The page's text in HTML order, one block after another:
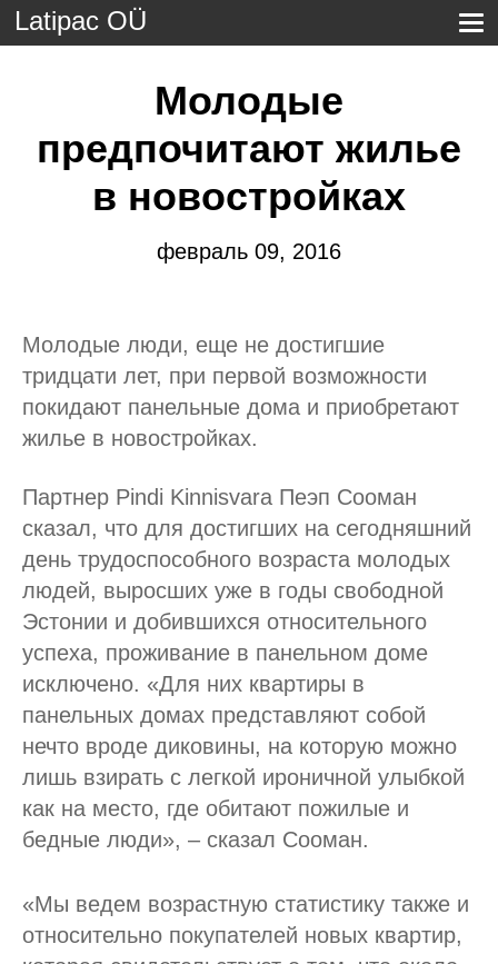
Latipac OÜ
Молодые
предпочитают жилье
в новостройках
февраль 09, 2016
Молодые люди, еще не достигшие
тридцати лет, при первой возможности
покидают панельные дома и приобретают
жилье в новостройках.
Партнер Pindi Kinnisvara Пеэп Сооман
сказал, что для достигших на сегодняшний
день трудоспособного возраста молодых
людей, выросших уже в годы свободной
Эстонии и добившихся относительного
успеха, проживание в панельном доме
исключено. «Для них квартиры в
панельных домах представляют собой
нечто вроде диковины, на которую можно
лишь взирать с легкой ироничной улыбкой
как на место, где обитают пожилые и
бедные люди», – сказал Сооман.
«Мы ведем возрастную статистику также и
относительно покупателей новых квартир,